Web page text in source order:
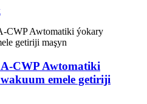
CWP Awtomatiki
emele getiriji